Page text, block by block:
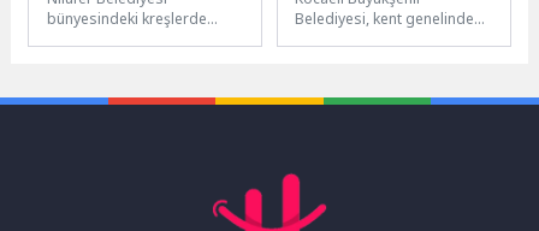
bünyesindeki kreşlerde
sergiledi. Performansları
Belediyesi, kent genelinde